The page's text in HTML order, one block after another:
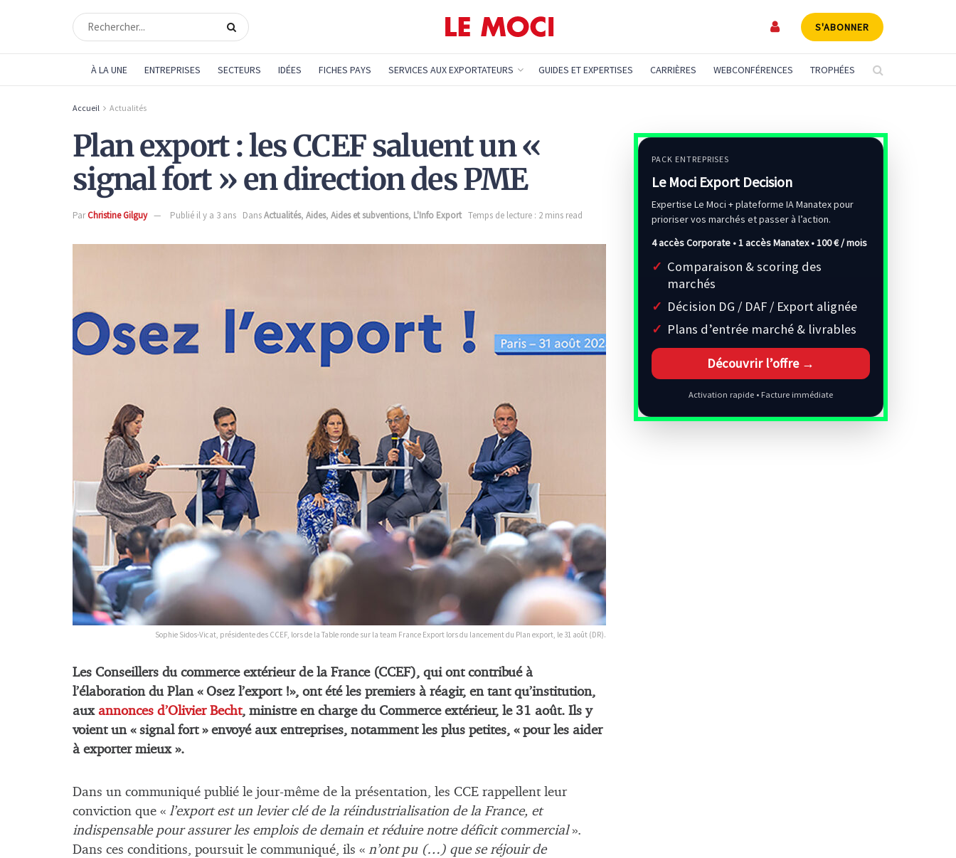
S'ABONNER
À LA UNE ENTREPRISES SECTEURS IDÉES FICHES PAYS SERVICES AUX EXPORTATEURS GUIDES ET EXPERTISES CARRIÈRES WEBCONFÉRENCES TROPHÉES
Accueil Actualités
Plan export : les CCEF saluent un «
signal fort » en direction des PME
ParChristine Gilguy Publié il y a 3 ans DansActualités, Aides, Aides et subventions, L'Info Export Temps de lecture : 2 mins read
Sophie Sidos-Vicat, présidente des CCEF, lors de la Table ronde sur la team France Export lors du lancement du Plan export, le 31 août (DR).
Les Conseillers du commerce extérieur de la France (CCEF), qui ont contribué à
l’élaboration du Plan « Osez l’export !», ont été les premiers à réagir, en tant qu’institution,
aux annonces d’Olivier Becht, ministre en charge du Commerce extérieur, le 31 août. Ils y
voient un « signal fort » envoyé aux entreprises, notamment les plus petites, « pour les aider
à exporter mieux ».
Dans un communiqué publié le jour-même de la présentation, les CCE rappellent leur
conviction que « l’export est un levier clé de la réindustrialisation de la France, et
indispensable pour assurer les emplois de demain et réduire notre déficit commercial».
Dans ces conditions, poursuit le communiqué, ils « n’ont pu (…) que se réjouir de
PACK ENTREPRISES
Le Moci Export Decision
Expertise Le Moci + plateforme IA Manatex pour
prioriser vos marchés et passer à l’action.
4 accès Corporate • 1 accès Manatex •100 € / mois
Comparaison & scoring des
marchés
Décision DG / DAF / Export alignée
Plans d’entrée marché & livrables
Découvrir l’offre →
Activation rapide • Facture immédiate